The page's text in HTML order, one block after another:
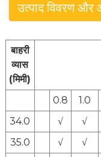
उत्पाद विवरण और
बाहरी
व्यास
(मिमी)
0.8 1.0
34.0
√ √
35.0
√ √